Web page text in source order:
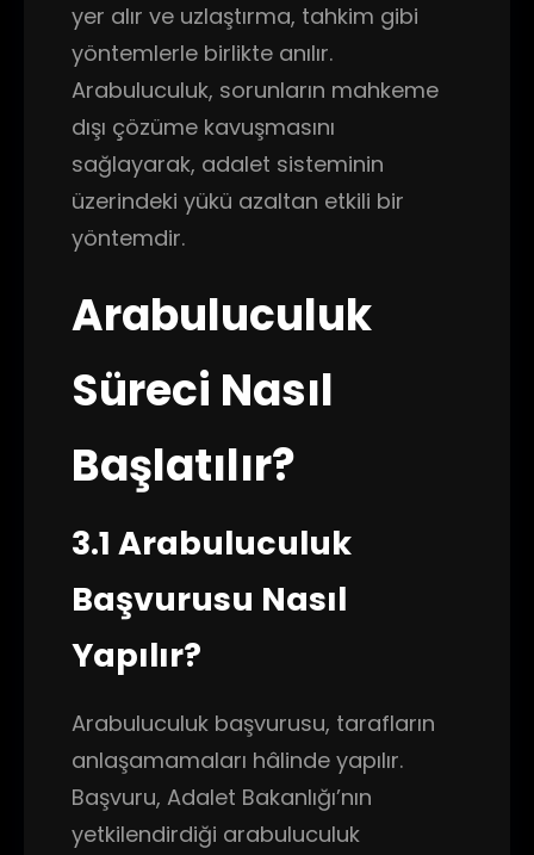
yer alır ve uzlaştırma, tahkim gibi
yöntemlerle birlikte anılır.
Arabuluculuk, sorunların mahkeme
dışı çözüme kavuşmasını
sağlayarak, adalet sisteminin
üzerindeki yükü azaltan etkili bir
yöntemdir.
Arabuluculuk
Süreci Nasıl
Başlatılır?
3.1 Arabuluculuk
Başvurusu Nasıl
Yapılır?
Arabuluculuk başvurusu, tarafların
anlaşamamaları hâlinde yapılır.
Başvuru, Adalet Bakanlığı’nın
yetkilendirdiği arabuluculuk